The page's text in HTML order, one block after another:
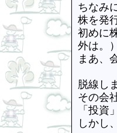
ちなみ
株を発
初めに
外は。）
まあ、
脱線し
その会
「投資
しかし